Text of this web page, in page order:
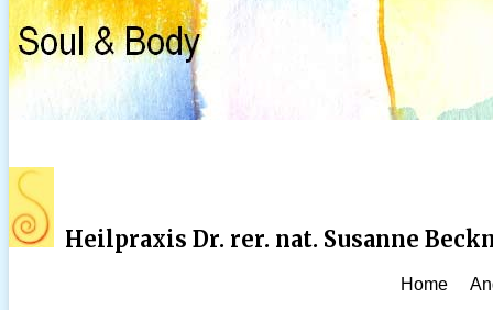
Heilpraxis Dr. rer. nat. Susanne
Home